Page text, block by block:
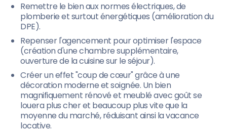
Remettre le bien aux normes électriques, de
plomberie et surtout énergétiques (amélioration du
DPE).
Repenser l'agencement pour optimiser l'espace
(création d'une chambre supplémentaire,
ouverture de la cuisine sur le séjour).
Créer un effet "coup de cœur" grâce à une
décoration moderne et soignée. Un bien
magnifiquement rénové et meublé avec goût se
louera plus cher et beaucoup plus vite que la
moyenne du marché, réduisant ainsi la vacance
locative.